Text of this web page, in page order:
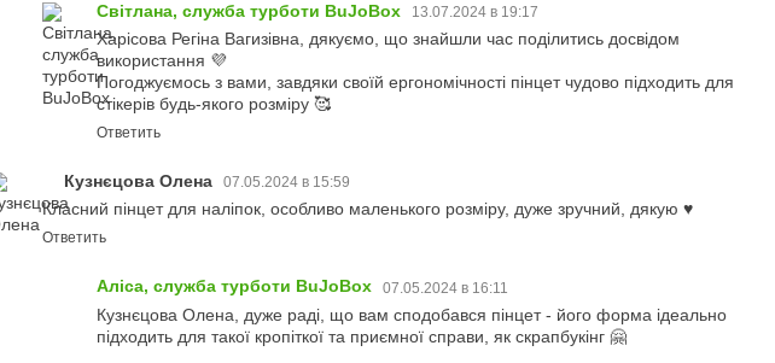
Світлана, служба турботи BuJoBox 13.07.2024 в 19:17
Харісова Регіна Вагизівна, дякуємо, що знайшли час поділитись досвідом
використання 💜
Погоджуємось з вами, завдяки своїй ергономічності пінцет чудово підходить для
стікерів будь-якого розміру 🥰
Ответить
Кузнєцова Олена 07.05.2024 в 15:59
Класний пінцет для наліпок, особливо маленького розміру, дуже зручний, дякую ♥️
Ответить
Аліса, служба турботи BuJoBox 07.05.2024 в 16:11
Кузнєцова Олена, дуже раді, що вам сподобався пінцет - його форма ідеально
підходить для такої кропіткої та приємної справи, як скрапбукінг 🤗